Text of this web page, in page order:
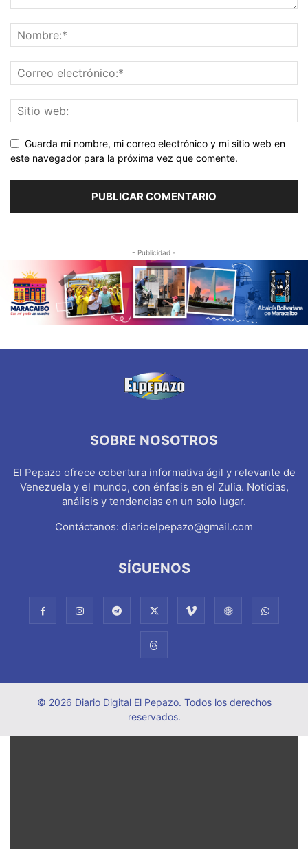
Guarda mi nombre, mi correo electrónico y mi sitio web en
este navegador para la próxima vez que comente.
- Publicidad -
SOBRE NOSOTROS
El Pepazo ofrece cobertura informativa ágil y relevante de
Venezuela y el mundo, con énfasis en el Zulia. Noticias,
análisis y tendencias en un solo lugar.
Contáctanos: diarioelpepazo@gmail.com
SÍGUENOS
© 2026 Diario Digital El Pepazo. Todos los derechos
reservados.